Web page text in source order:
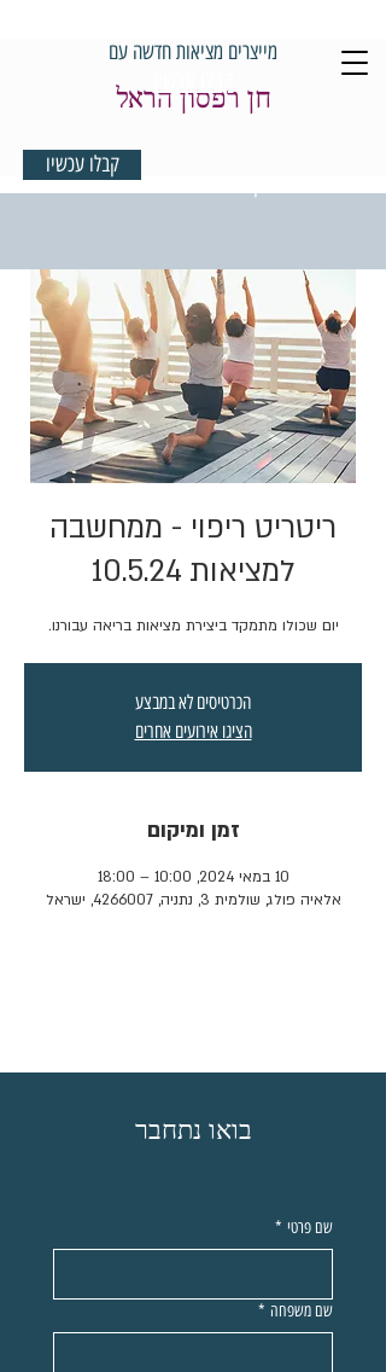
מייצרים מציאות חדשה עם
חן רפסון הראל
קבלו עכשיו
ריטריט ריפוי - ממחשבה
למציאות 10.5.24
יום שכולו מתמקד ביצירת מציאות בריאה עבורנו.
הכרטיסים לא במבצע
הציגו אירועים אחרים
זמן ומיקום
10 במאי 2024, 10:00 – 18:00
אלאיה פולג, שולמית 3, נתניה, 4266007, ישראל
בואו נתחבר
שם פרטי *
שם משפחה *